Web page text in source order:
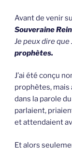
Avant de venir
Souveraine
Je peux dire que
prophètes.
J’ai été conçu
prophètes, mais
dans la parole
parlaient,
et attendaient
Et alors